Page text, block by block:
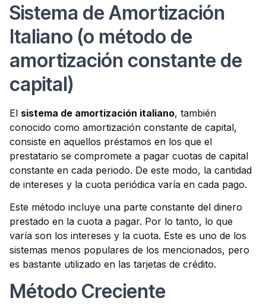
Sistema de Amortización
Italiano (o método de
amortización constante de
capital)
El sistema de amortización italiano, también
conocido como amortización constante de capital,
consiste en aquellos préstamos en los que el
prestatario se compromete a pagar cuotas de capital
constante en cada periodo. De este modo, la cantidad
de intereses y la cuota periódica varía en cada pago.
Este método incluye una parte constante del dinero
prestado en la cuota a pagar. Por lo tanto, lo que
varía son los intereses y la cuota. Este es uno de los
sistemas menos populares de los mencionados, pero
es bastante utilizado en las tarjetas de crédito.
Método Creciente